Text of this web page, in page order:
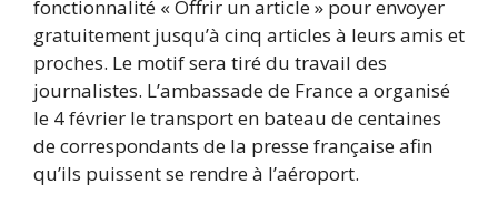
fonctionnalité « Offrir un article » pour envoyer
gratuitement jusqu’à cinq articles à leurs amis et
proches. Le motif sera tiré du travail des
journalistes. L’ambassade de France a organisé
le 4 février le transport en bateau de centaines
de correspondants de la presse française afin
qu’ils puissent se rendre à l’aéroport.